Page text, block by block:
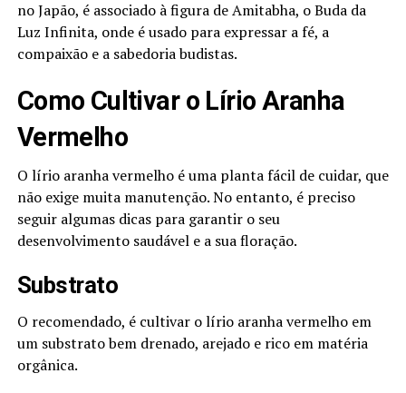
no Japão, é associado à figura de Amitabha, o Buda da
Luz Infinita, onde é usado para expressar a fé, a
compaixão e a sabedoria budistas.
Como Cultivar o Lírio Aranha
Vermelho
O lírio aranha vermelho é uma planta fácil de cuidar, que
não exige muita manutenção. No entanto, é preciso
seguir algumas dicas para garantir o seu
desenvolvimento saudável e a sua floração.
Substrato
O recomendado, é cultivar o lírio aranha vermelho em
um substrato bem drenado, arejado e rico em matéria
orgânica.